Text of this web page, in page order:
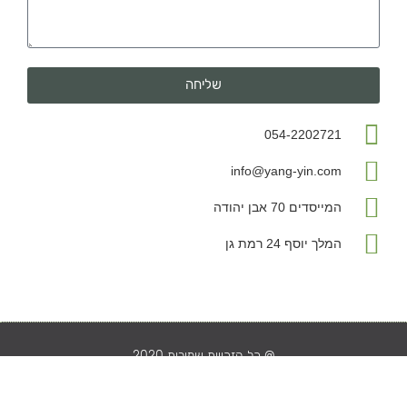
שליחה
054-2202721
info@yang-yin.com
המייסדים 70 אבן יהודה
המלך יוסף 24 רמת גן
@ כל הזכויות שמורות 2020